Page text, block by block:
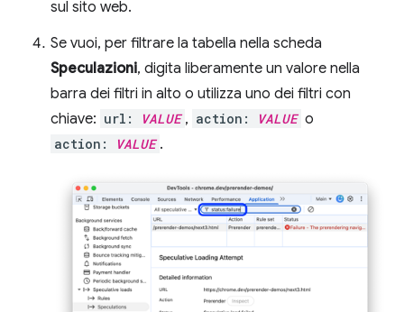
sul sito web.
Se vuoi, per filtrare la tabella nella scheda
Speculazioni, digita liberamente un valore nella
barra dei filtri in alto o utilizza uno dei filtri con
chiave: url: VALUE , action: VALUE o
action: VALUE .